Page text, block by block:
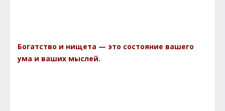
Богатство и нищета — это состояние вашего
ума и ваших мыслей.